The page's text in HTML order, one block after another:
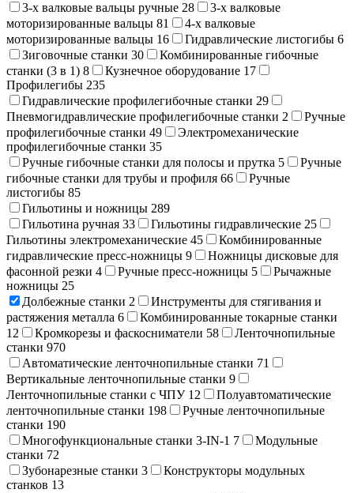
3-х валковые вальцы ручные 28
3-х валковые
моторизированные вальцы 81
4-х валковые
моторизированные вальцы 16 Гидравлические листогибы 6
Зиговочные станки 30
Комбинированные гибочные
станки (3 в 1) 8 Кузнечное оборудование 17
Профилегибы 235
Гидравлические профилегибочные станки 29
Пневмогидравлические профилегибочные станки 2
Ручные
профилегибочные станки 49
Электромеханические
профилегибочные станки 35
Ручные гибочные станки для полосы и прутка 5
Ручные
гибочные станки для трубы и профиля 66
Ручные
листогибы 85
Гильотины и ножницы 289
Гильотина ручная 33 Гильотины гидравлические 25
Гильотины электромеханические 45
Комбинированные
гидравлические пресс-ножницы 9
Ножницы дисковые для
фасонной резки 4 Ручные пресс-ножницы 5
Рычажные
ножницы 25
Долбежные станки 2
Инструменты для стягивания и
растяжения металла 6
Комбинированные токарные станки
12
Кромкорезы и фаскосниматели 58
Ленточнопильные
станки 970
Автоматические ленточнопильные станки 71
Вертикальные ленточнопильные станки 9
Ленточнопильные станки с ЧПУ 12
Полуавтоматические
ленточнопильные станки 198
Ручные ленточнопильные
станки 190
Многофункциональные станки 3-IN-1 7
Модульные
станки 72
Зубонарезные станки 3
Конструкторы модульных
станков 13